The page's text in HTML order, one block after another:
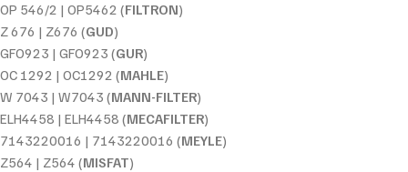
OP 546/2 | OP5462 (FILTRON)
Z 676 | Z676 (GUD)
GFO923 | GFO923 (GUR)
OC 1292 | OC1292 (MAHLE)
W 7043 | W7043 (MANN-FILTER)
ELH4458 | ELH4458 (MECAFILTER)
7143220016 | 7143220016 (MEYLE)
Z564 | Z564 (MISFAT)